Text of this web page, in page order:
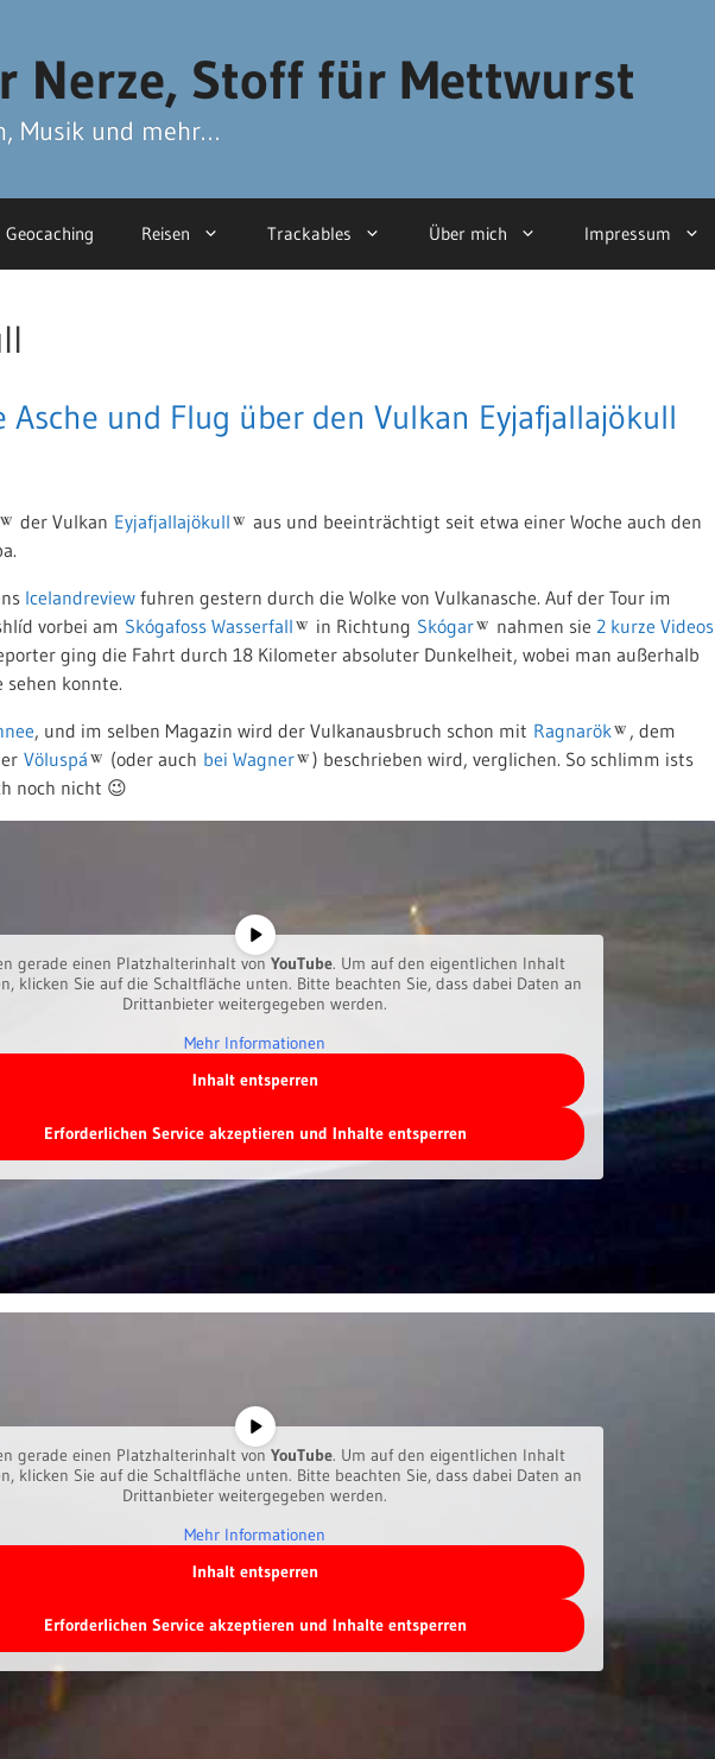
Nerze, Stoff für Mettwurst
Musik und mehr…
Geocaching Reisen Trackables Über mich Impressum
Asche und Flug über den Vulkan Eyjafjallajökull
der Vulkan Eyjafjallajökull
aus und beeinträchtigt seit etwa einer Woche auch den
Icelandreview fuhren gestern durch die Wolke von Vulkanasche. Auf der Tour im
vorbei am Skógafoss Wasserfall in Richtung Skógar nahmen sie 2 kurze Videos
ging die Fahrt durch 18 Kilometer absoluter Dunkelheit, wobei man außerhalb
sehen konnte.
, und im selben Magazin wird der Vulkanausbruch schon mit Ragnarök
, dem
Völuspá (oder auch bei Wagner
) beschrieben wird, verglichen. So schlimm ists
noch nicht 😉
gerade einen Platzhalterinhalt von YouTube. Um auf den eigentlichen Inhalt
klicken Sie auf die Schaltfläche unten. Bitte beachten Sie, dass dabei Daten an
Drittanbieter weitergegeben werden.
Mehr Informationen
Inhalt entsperren
Erforderlichen Service akzeptieren und Inhalte entsperren
gerade einen Platzhalterinhalt von YouTube. Um auf den eigentlichen Inhalt
klicken Sie auf die Schaltfläche unten. Bitte beachten Sie, dass dabei Daten an
Drittanbieter weitergegeben werden.
Mehr Informationen
Inhalt entsperren
Erforderlichen Service akzeptieren und Inhalte entsperren